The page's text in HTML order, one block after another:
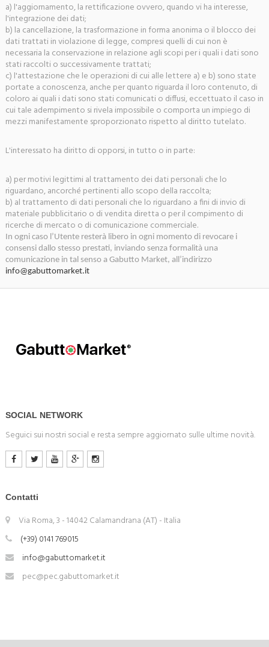
a) l'aggiornamento, la rettificazione ovvero, quando vi ha interesse,
l'integrazione dei dati;
b) la cancellazione, la trasformazione in forma anonima o il blocco dei
dati trattati in violazione di legge, compresi quelli di cui non è
necessaria la conservazione in relazione agli scopi per i quali i dati sono
stati raccolti o successivamente trattati;
c) l'attestazione che le operazioni di cui alle lettere a) e b) sono state
portate a conoscenza, anche per quanto riguarda il loro contenuto, di
coloro ai quali i dati sono stati comunicati o diffusi, eccettuato il caso in
cui tale adempimento si rivela impossibile o comporta un impiego di
mezzi manifestamente sproporzionato rispetto al diritto tutelato.
L'interessato ha diritto di opporsi, in tutto o in parte:
a) per motivi legittimi al trattamento dei dati personali che lo
riguardano, ancorché pertinenti allo scopo della raccolta;
b) al trattamento di dati personali che lo riguardano a fini di invio di
materiale pubblicitario o di vendita diretta o per il compimento di
ricerche di mercato o di comunicazione commerciale.
In ogni caso l’Utente resterà libero in ogni momento di revocare i
consensi dallo stesso prestati, inviando senza formalità una
comunicazione in tal senso a Gabutto Market, all’indirizzo
info@gabuttomarket.it
SOCIAL NETWORK
Seguici sui nostri social e resta sempre aggiornato sulle ultime novità.
Contatti
Via Roma, 3 - 14042 Calamandrana (AT) - Italia
(+39) 0141 769015
info@gabuttomarket.it
pec@pec.gabuttomarket.it